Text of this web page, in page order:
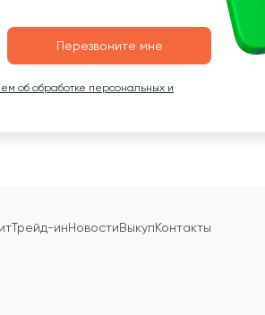
Перезвоните мне
об обработке персональных и
Трейд-инНовостиВыкупКонтакты